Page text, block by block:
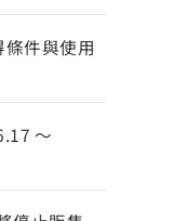
件與使用
～